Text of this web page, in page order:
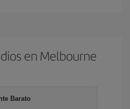
en Melbourne
Barato